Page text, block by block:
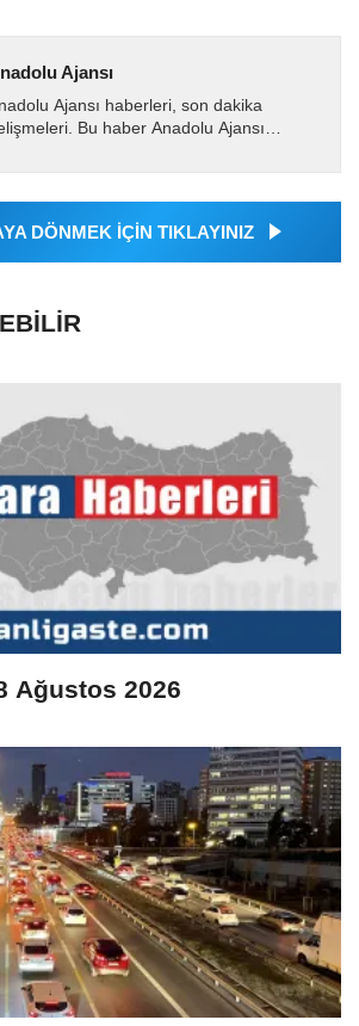
Ajansı
Ajansı haberleri, son dakika
Bu haber Anadolu Ajansı
geçilen tüm...
DÖNMEK İÇİN TIKLAYINIZ
Ağustos 2026